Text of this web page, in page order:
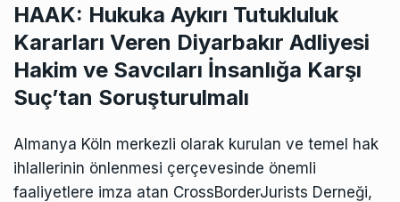
HAAK: Hukuka Aykırı Tutukluluk
Kararları Veren Diyarbakır Adliyesi
Hakim ve Savcıları İnsanlığa Karşı
Suç’tan Soruşturulmalı
Almanya Köln merkezli olarak kurulan ve temel hak
ihlallerinin önlenmesi çerçevesinde önemli
faaliyetlere imza atan CrossBorderJurists Derneği,